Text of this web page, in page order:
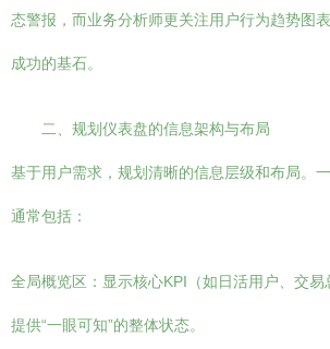
态警报，而业务分析师更关注用户行为趋势图
成功的基石。
二、规划仪表盘的信息架构与布局
基于用户需求，规划清晰的信息层级和布局。
通常包括：
全局概览区：显示核心KPI（如日活用户、交易
提供“一眼可知”的整体状态。